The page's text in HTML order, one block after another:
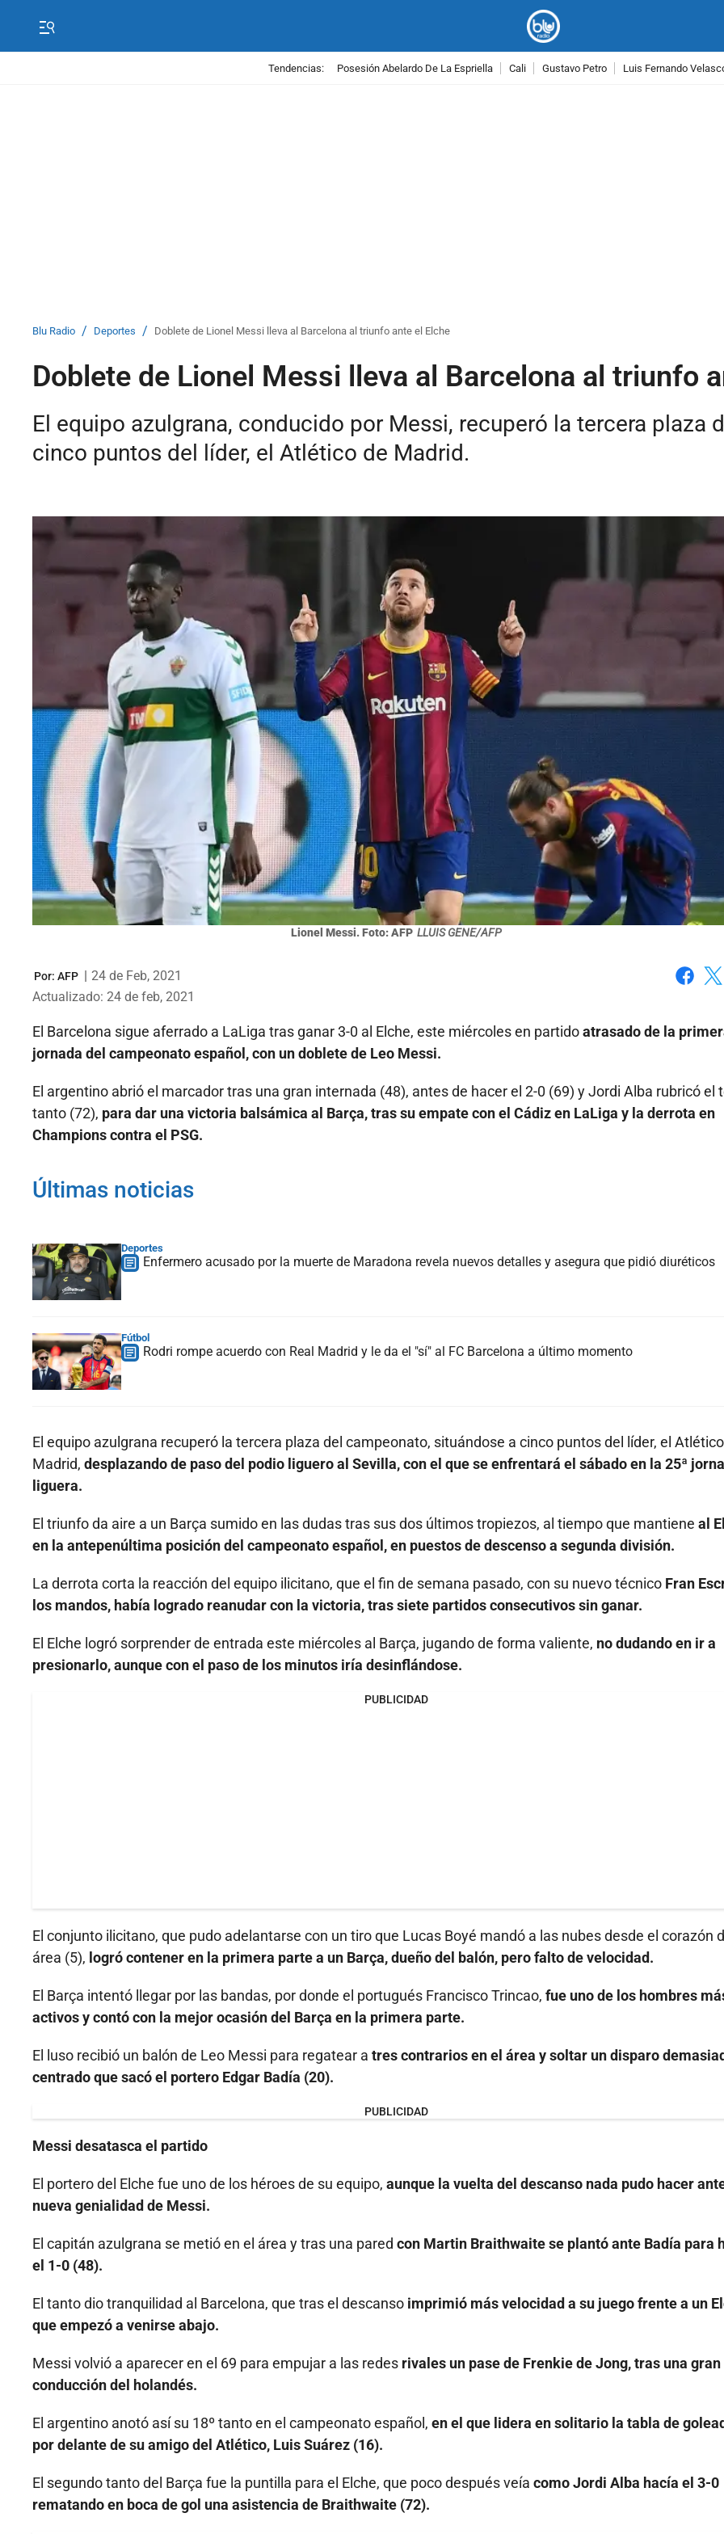
Tendencias: Posesión Abelardo De La Espriella Cali Gustavo Petro Luis Fernando
Blu Radio / Deportes / Doblete de Lionel Messi lleva al Barcelona al triunfo ante el Elche
Doblete de Lionel Messi lleva al Barcelona al triunfo
El equipo azulgrana, conducido por Messi, recuperó la tercera plaza
cinco puntos del líder, el Atlético de Madrid.
Lionel Messi. Foto: AFP LLUIS GENE/AFP
Por: AFP | 24 de Feb, 2021
Actualizado: 24 de feb, 2021
El Barcelona sigue aferrado a LaLiga tras ganar 3-0 al Elche, este miércoles en partidoatrasado de la
jornada del campeonato español, con un doblete de Leo Messi.
El argentino abrió el marcador tras una gran internada (48), antes de hacer el 2-0 (69) y Jordi Alba rubricó el
tanto (72), para dar una victoria balsámica al Barça, tras su empate con el Cádiz en LaLiga y la derrota en
Champions contra el PSG.
Últimas noticias
Deportes
Enfermero acusado por la muerte de Maradona revela nuevos detalles y asegura que pidió diuréticos
Fútbol
Rodri rompe acuerdo con Real Madrid y le da el "sí" al FC Barcelona a último momento
El equipo azulgrana recuperó la tercera plaza del campeonato, situándose a cinco puntos del líder, el
Madrid, desplazando de paso del podio liguero al Sevilla, con el que se enfrentará el sábado en la 25ª
liguera.
El triunfo da aire a un Barça sumido en las dudas tras sus dos últimos tropiezos, al tiempo que mantiene al
en la antepenúltima posición del campeonato español, en puestos de descenso a segunda división.
La derrota corta la reacción del equipo ilicitano, que el fin de semana pasado, con su nuevo técnico Fran
los mandos, había logrado reanudar con la victoria, tras siete partidos consecutivos sin ganar.
El Elche logró sorprender de entrada este miércoles al Barça, jugando de forma valiente, no dudando en ir a
presionarlo, aunque con el paso de los minutos iría desinflándose.
PUBLICIDAD
El conjunto ilicitano, que pudo adelantarse con un tiro que Lucas Boyé mandó a las nubes desde el corazón
área (5), logró contener en la primera parte a un Barça, dueño del balón, pero falto de velocidad.
El Barça intentó llegar por las bandas, por donde el portugués Francisco Trincao, fue uno de los hombres
activos y contó con la mejor ocasión del Barça en la primera parte.
El luso recibió un balón de Leo Messi para regatear a tres contrarios en el área y soltar un disparo
centrado que sacó el portero Edgar Badía (20).
PUBLICIDAD
Messi desatasca el partido
El portero del Elche fue uno de los héroes de su equipo, aunque la vuelta del descanso nada pudo hacer
nueva genialidad de Messi.
El capitán azulgrana se metió en el área y tras una pared con Martin Braithwaite se plantó ante Badía para
el 1-0 (48).
El tanto dio tranquilidad al Barcelona, que tras el descanso imprimió más velocidad a su juego frente a un
que empezó a venirse abajo.
Messi volvió a aparecer en el 69 para empujar a las redes rivales un pase de Frenkie de Jong, tras una gran
conducción del holandés.
El argentino anotó así su 18º tanto en el campeonato español, en el que lidera en solitario la tabla de
por delante de su amigo del Atlético, Luis Suárez (16).
El segundo tanto del Barça fue la puntilla para el Elche, que poco después veía como Jordi Alba hacía el 3-0
rematando en boca de gol una asistencia de Braithwaite (72).